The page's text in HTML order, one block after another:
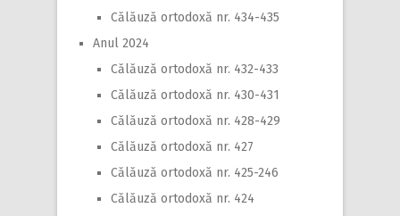
Călăuză ortodoxă nr. 434-435
Anul 2024
Călăuză ortodoxă nr. 432-433
Călăuză ortodoxă nr. 430-431
Călăuză ortodoxă nr. 428-429
Călăuză ortodoxă nr. 427
Călăuză ortodoxă nr. 425-246
Călăuză ortodoxă nr. 424